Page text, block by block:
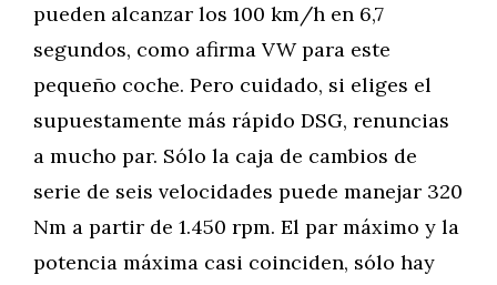
pueden alcanzar los 100 km/h en 6,7
segundos, como afirma VW para este
pequeño coche. Pero cuidado, si eliges el
supuestamente más rápido DSG, renuncias
a mucho par. Sólo la caja de cambios de
serie de seis velocidades puede manejar 320
Nm a partir de 1.450 rpm. El par máximo y la
potencia máxima casi coinciden, sólo hay